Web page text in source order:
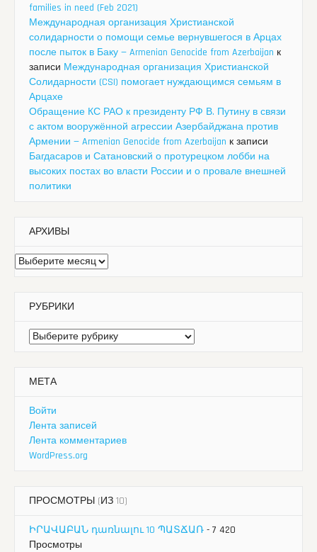
families in need (Feb 2021)
Международная организация Христианской
солидарности о помощи семье вернувшегося в Арцах
после пыток в Баку — Armenian Genocide from Azerbaijan к
записи Международная организация Христианской
Солидарности (CSI) помогает нуждающимся семьям в
Арцахе
Обращение КС РАО к президенту РФ В. Путину в связи
с актом вооружённой агрессии Азербайджана против
Армении — Armenian Genocide from Azerbaijan к записи
Багдасаров и Сатановский о протурецком лобби на
высоких постах во власти России и о провале внешней
политики
АРХИВЫ
Архивы
РУБРИКИ
Рубрики
МЕТА
Войти
Лента записей
Лента комментариев
WordPress.org
ПРОСМОТРЫ (ИЗ 10)
ԻՐԱՎԱԲԱՆ դառնալու 10 ՊԱՏՃԱՌ - 7 420
Просмотры